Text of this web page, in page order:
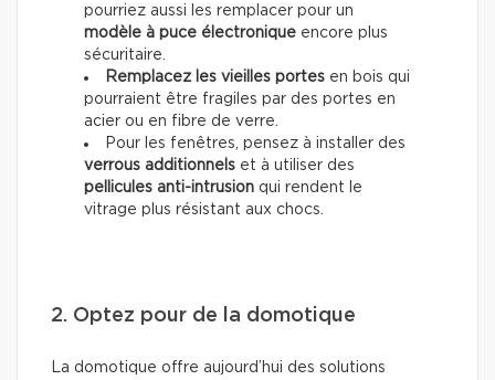
pourriez aussi les remplacer pour un
modèle à puce électronique encore plus
sécuritaire.
Remplacez les vieilles portes en bois qui
pourraient être fragiles par des portes en
acier ou en fibre de verre.
Pour les fenêtres, pensez à installer des
verrous additionnels et à utiliser des
pellicules anti-intrusion qui rendent le
vitrage plus résistant aux chocs.
2. Optez pour de la domotique
La domotique offre aujourd’hui des solutions